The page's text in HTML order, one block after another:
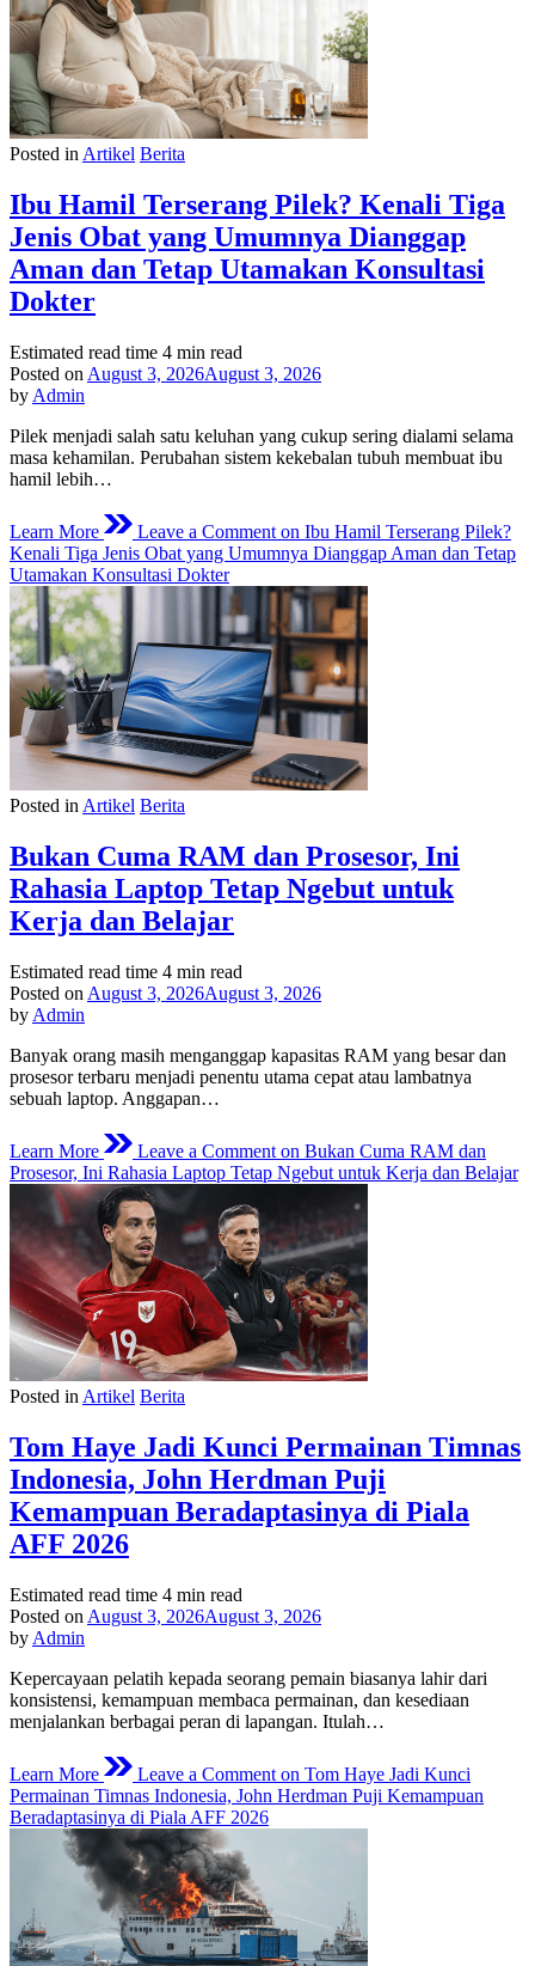
Posted in Artikel Berita
Ibu Hamil Terserang Pilek? Kenali Tiga
Jenis Obat yang Umumnya Dianggap
Aman dan Tetap Utamakan Konsultasi
Dokter
Estimated read time 4 min read
Posted on August 3, 2026August 3, 2026
by Admin
Pilek menjadi salah satu keluhan yang cukup sering dialami selama
masa kehamilan. Perubahan sistem kekebalan tubuh membuat ibu
hamil lebih…
Learn More Leave a Comment on Ibu Hamil Terserang Pilek?
Kenali Tiga Jenis Obat yang Umumnya Dianggap Aman dan Tetap
Utamakan Konsultasi Dokter
Posted in Artikel Berita
Bukan Cuma RAM dan Prosesor, Ini
Rahasia Laptop Tetap Ngebut untuk
Kerja dan Belajar
Estimated read time 4 min read
Posted on August 3, 2026August 3, 2026
by Admin
Banyak orang masih menganggap kapasitas RAM yang besar dan
prosesor terbaru menjadi penentu utama cepat atau lambatnya
sebuah laptop. Anggapan…
Learn More Leave a Comment on Bukan Cuma RAM dan
Prosesor, Ini Rahasia Laptop Tetap Ngebut untuk Kerja dan Belajar
Posted in Artikel Berita
Tom Haye Jadi Kunci Permainan Timnas
Indonesia, John Herdman Puji
Kemampuan Beradaptasinya di Piala
AFF 2026
Estimated read time 4 min read
Posted on August 3, 2026August 3, 2026
by Admin
Kepercayaan pelatih kepada seorang pemain biasanya lahir dari
konsistensi, kemampuan membaca permainan, dan kesediaan
menjalankan berbagai peran di lapangan. Itulah…
Learn More Leave a Comment on Tom Haye Jadi Kunci
Permainan Timnas Indonesia, John Herdman Puji Kemampuan
Beradaptasinya di Piala AFF 2026